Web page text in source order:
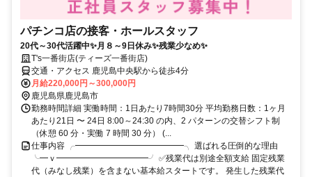
パチンコ店の接客・ホールスタッフ
20代～30代活躍中✨月８～9日休み✨残業少なめ✨
T's一番街店(ティーズ一番街店)
交通・アクセス 鹿児島中央駅から徒歩4分
月給220,000円～300,000円
鹿児島県鹿児島市
勤務時間詳細 実働時間：1日あたり7時間30分 平均勤務日数：1ヶ月
あたり21日 〜 24日 8:00～24:30 の内、2 パターンの交替シフト制
（休憩 60 分・実働 7 時間 30 分） (...
仕事内容 ╭━━━━━━━━━━━━━╮ 選ばれる圧倒的な理由
╰━ｖ━━━━━━━━━━━╯ ✅残業代は別途全額支給 固定残業
代（みなし残業）を含まない基本給スタートです。 発生した残業代